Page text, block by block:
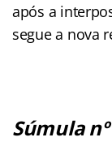
após a
segue a nova
Súmula